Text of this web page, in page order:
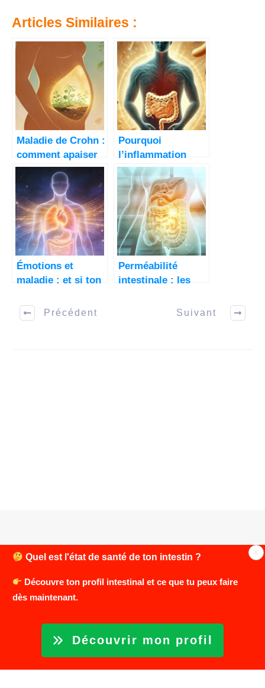
Articles Similaires :
Maladie de Crohn :
comment apaiser
ton intestin au
naturel
Pourquoi
l’inflammation
intestinale est au
cœur de 70% des
maladies.
Émotions et
maladie : et si ton
te dire quelque
chose ?
Perméabilité
intestinale : les
naturellement
Précédent Suivant
Copyright © 2026 Cultiver sa vie – Tous droits réservés
Quel est l'état de santé de ton intestin ?
Découvre ton profil intestinal et ce que tu peux faire
dès maintenant.
Découvrir mon profil